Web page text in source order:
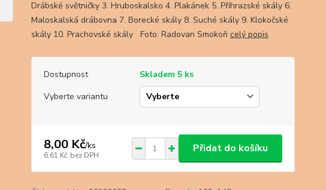
Drábské světničky 3. Hruboskalsko 4. Plakánek 5. Příhrazské skály 6.
Maloskalská drábovna 7. Borecké skály 8. Suché skály 9. Klokočské
skály 10. Prachovské skály Foto: Radovan Smokoň celý popis
Dostupnost
Skladem 5 ks
Vyberte variantu
8,00 Kč/ks
6,61 Kč bez DPH
Přidat do košíku